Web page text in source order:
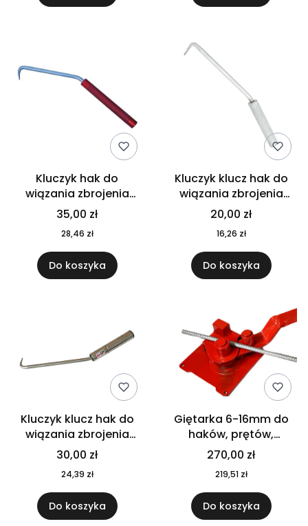
Kluczyk hak do
wiązania zbrojenia
STALOWY REDLINE
35,00 zł
28,46 zł
Do koszyka
Kluczyk klucz hak do
wiązania zbrojenia
STALOWY
20,00 zł
16,26 zł
Do koszyka
Kluczyk klucz hak do
wiązania zbrojenia
STALOWY z łożyskiem
30,00 zł
24,39 zł
Do koszyka
Giętarka 6-16mm do
haków, prętów,
strzemion, figur MAX
270,00 zł
219,51 zł
Do koszyka